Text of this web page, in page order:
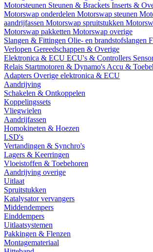
Motorsteunen Steunen & Brackets Inserts &
Motorswap onderdelen Motorswap steunen
aandrijfassen Motorswap spruitstukken
Motorswap pakketten Motorswap overige
Slangen & Fittingen Olie- en brandstofslangen
Verlopen Gereedschappen & Overige
Elektronica & ECU ECU's & Controllers
Relais Startmotoren & Dynamo's Accu &
Adapters Overige elektronica & ECU
Aandrijving
Schakelen & Ontkoppelen
Koppelingssets
Vliegwielen
Aandrijfassen
Homokineten & Hoezen
LSD's
Vertandingen & Synchro's
Lagers & Keerringen
Vloeistoffen & Toebehoren
Aandrijving overige
Uitlaat
Spruitstukken
Katalysator vervangers
Middendempers
Einddempers
Uitlaatsystemen
Pakkingen & Flenzen
Montagemateriaal